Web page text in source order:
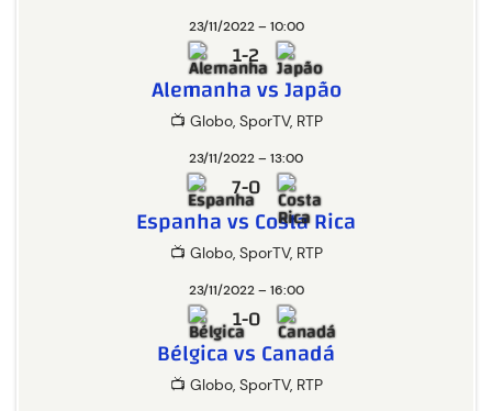
23/11/2022 – 10:00
📺 Globo, SporTV, RTP
1-2
Alemanha vs Japão
23/11/2022 – 13:00
📺 Globo, SporTV, RTP
7-0
Espanha vs Costa Rica
23/11/2022 – 16:00
📺 Globo, SporTV, RTP
1-0
Bélgica vs Canadá